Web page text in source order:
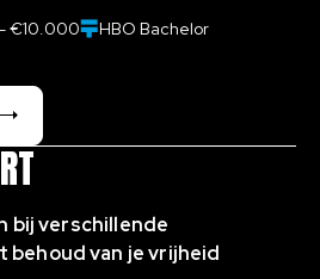
€10.000
HBO Bachelor
bij verschillende
van je vrijheid